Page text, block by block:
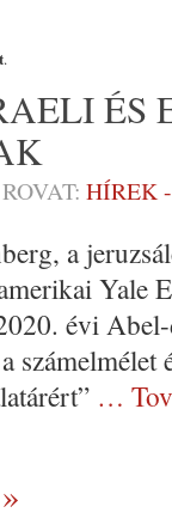
.
ÉS
ROVAT: HÍREK
a
Yale
évi
számelmélet
…